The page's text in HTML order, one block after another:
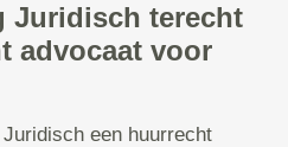
Juridisch terecht
advocaat voor
een huurrecht